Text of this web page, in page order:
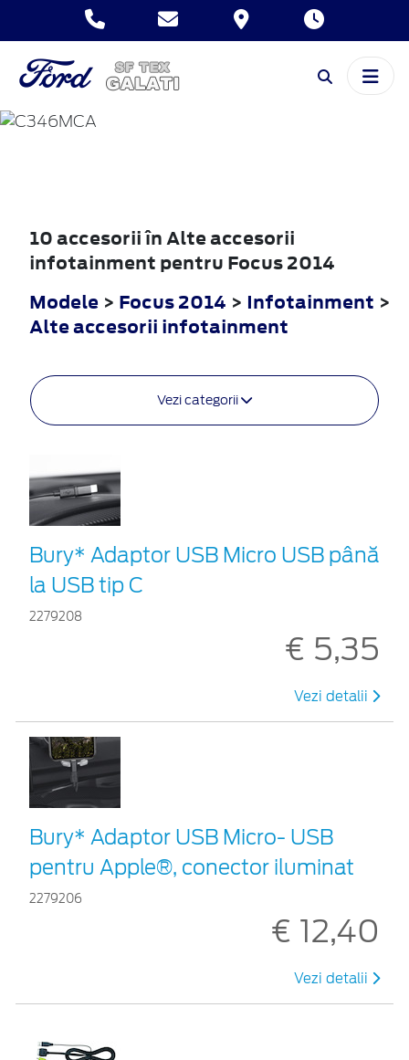
FOCUS
10 accesorii în Alte accesorii
infotainment pentru Focus 2014
Modele > Focus 2014 > Infotainment >
Alte accesorii infotainment
Vezi categorii
Bury* Adaptor USB Micro USB până
la USB tip C
2279208
€ 5,35
Vezi detalii
Bury* Adaptor USB Micro- USB
pentru Apple®, conector iluminat
2279206
€ 12,40
Vezi detalii